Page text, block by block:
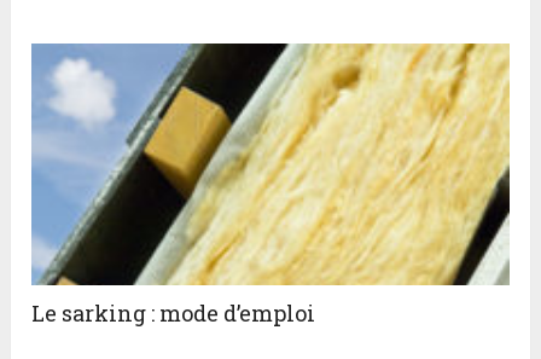
Le sarking : mode d’emploi